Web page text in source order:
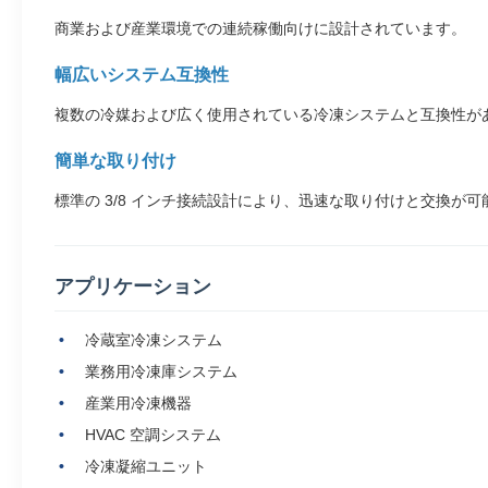
商業および産業環境での連続稼働向けに設計されています。
幅広いシステム互換性
複数の冷媒および広く使用されている冷凍システムと互換性が
簡単な取り付け
標準の 3/8 インチ接続設計により、迅速な取り付けと交換が可
アプリケーション
冷蔵室冷凍システム
業務用冷凍庫システム
産業用冷凍機器
HVAC 空調システム
冷凍凝縮ユニット